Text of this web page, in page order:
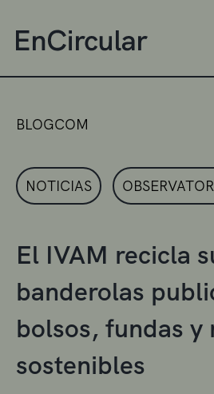
BLOGCOM
NOTICIAS
El IVAM recicla
banderolas
bolsos, fundas y
sostenibles